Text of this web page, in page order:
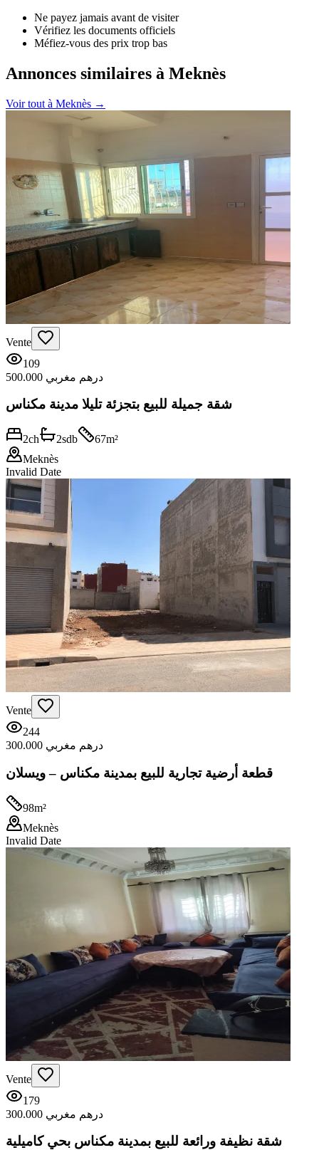
Ne payez jamais avant de visiter
Vérifiez les documents officiels
Méfiez-vous des prix trop bas
Annonces similaires à Meknès
Voir tout à Meknès →
Vente
109
500.000 درهم مغربي
شقة جميلة للبيع بتجزئة تليلا مدينة مكناس
2ch 2sdb 67m²
Meknès
Invalid Date
Vente
244
300.000 درهم مغربي
قطعة أرضية تجارية للبيع بمدينة مكناس – ويسلان
98m²
Meknès
Invalid Date
Vente
179
300.000 درهم مغربي
شقة نظيفة ورائعة للبيع بمدينة مكناس بحي كاميلية